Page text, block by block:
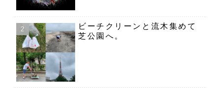
ビーチクリーンと流木集めて
芝公園へ。